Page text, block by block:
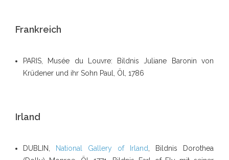
Frankreich
PARIS , Musée du Louvre: Bildnis Juliane Baronin von
Krüdener und ihr Sohn Paul, Öl, 1786
Irland
DUBLIN, National Gallery of Irland
, Bildnis Dorothea